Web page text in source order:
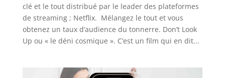
clé et le tout distribué par le leader des plateformes
de streaming ; Netflix. Mélangez le tout et vous
obtenez un taux d’audience du tonnerre. Don’t Look
Up ou « le déni cosmique ». C’est un film qui en dit...